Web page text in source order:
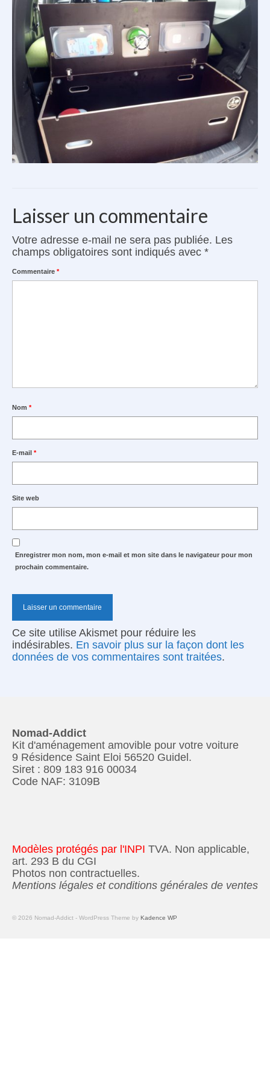
Véhicules compatibles
Accessoires Kayak
Avis clients
Contact
Le van à vélo
Laisser un commentaire
Votre adresse e-mail ne sera pas publiée. Les
champs obligatoires sont indiqués avec *
Commentaire *
Nom *
E-mail *
Site web
Enregistrer mon nom, mon e-mail et mon site dans le navigateur pour mon
prochain commentaire.
Ce site utilise Akismet pour réduire les
indésirables. En savoir plus sur la façon dont les
données de vos commentaires sont traitées.
Nomad-Addict
Kit d'aménagement amovible pour votre voiture
9 Résidence Saint Eloi 56520 Guidel.
Siret : 809 183 916 00034
Code NAF: 3109B
Modèles protégés par l'INPI TVA. Non applicable,
art. 293 B du CGI
Photos non contractuelles.
Mentions légales et conditions générales de ventes
© 2026 Nomad-Addict - WordPress Theme by Kadence WP